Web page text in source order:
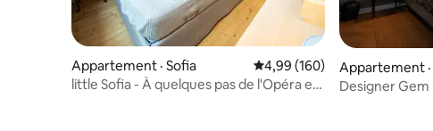
Appartement · Sofia Note moyenne de 4,99 sur 5,
4,99 (160)
little Sofia - À quelques pas de l'Opéra et
Appartement ·
Designer Gem